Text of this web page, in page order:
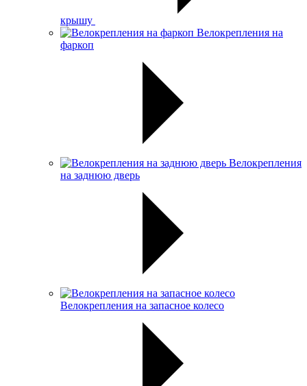
крышу
Велокрепления на
фаркоп
Велокрепления
на заднюю дверь
Велокрепления на запасное колесо